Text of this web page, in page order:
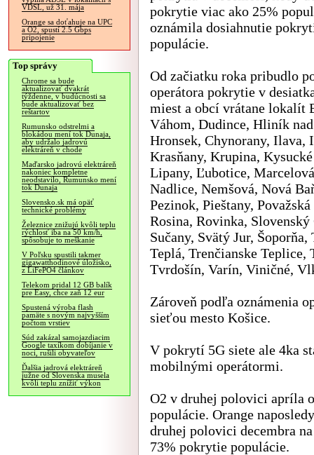
VDSL, už 31. mája
Orange sa doťahuje na UPC
a O2, spustí 2.5 Gbps
pripojenie
Top správy
Chrome sa bude
aktualizovať dvakrát
týždenne, v budúcnosti sa
bude aktualizovať bez
reštartov
Rumunsko odstrelmi a
blokádou mení tok Dunaja,
aby udržalo jadrovú
elektráreň v chode
Maďarsko jadrovú elektráreň
nakoniec kompletne
neodstavilo, Rumunsko mení
tok Dunaja
Slovensko.sk má opäť
technické problémy
Železnice znižujú kvôli teplu
rýchlosť iba na 50 km/h,
spôsobuje to meškanie
V Poľsku spustili takmer
gigawatthodinové úložisko,
z LiFePO4 článkov
Telekom pridal 12 GB balík
pre Easy, chce zaň 12 eur
Spustená výroba flash
pamäte s novým najvyšším
počtom vrstiev
Súd zakázal samojazdiacim
Google taxíkom dobíjanie v
noci, rušili obyvateľov
Ďalšia jadrová elektráreň
južne od Slovenska musela
kvôli teplu znížiť výkon
pokrytie viac ako 25%
oznámila dosiahnutie
populácie.
Od začiatku roka pribudlo
operátora pokrytie v
miest a obcí vrátane lokalít
Váhom, Dudince, Hliník
Hronsek, Chynorany,
Krasňany, Krupina,
Lipany, Ľubotice,
Nadlice, Nemšová, Nová
Pezinok, Pieštany,
Rosina, Rovinka, Slovenský
Sučany, Svätý Jur,
Teplá, Trenčianske Teplice,
Tvrdošín, Varín, Viničné,
Zároveň podľa oznámenia
sieťou mesto Košice.
V pokrytí 5G siete ale 4ka
mobilnými operátormi.
O2 v druhej polovici apríla
populácie. Orange
druhej polovici decembra
73% pokrytie populácie.